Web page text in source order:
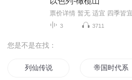
3 3711
您是不是在找：
列仙传说 帝国时代系列